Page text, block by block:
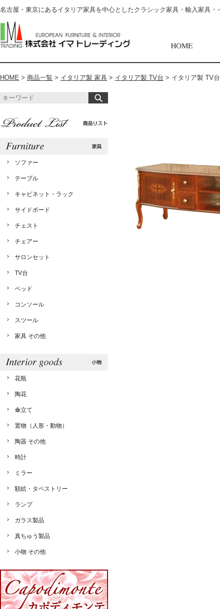
名古屋・東京にあるイタリア家具を中心としたクラシック家具・輸入家具
HOME > 商品一覧 > イタリア製 家具 > イタリア製 TV台 > イタリア製 TV
ソファー
テーブル
キャビネット・ラック
サイドボード
チェスト
チェアー
サロンセット
TV台
ベッド
コンソール
スツール
家具 その他
花瓶
陶花
傘立て
置物（人形・動物）
陶器 その他
時計
ミラー
額絵・タペストリー
ランプ
ガラス製品
真ちゅう製品
小物 その他